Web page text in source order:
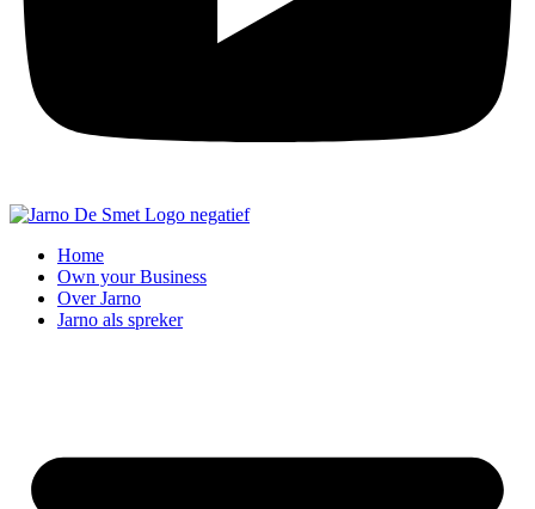
Home
Own your Business
Over Jarno
Jarno als spreker